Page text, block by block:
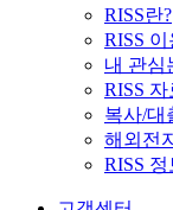
RISS란?
RISS
내 관심
RISS
복사/대
해외전
RISS